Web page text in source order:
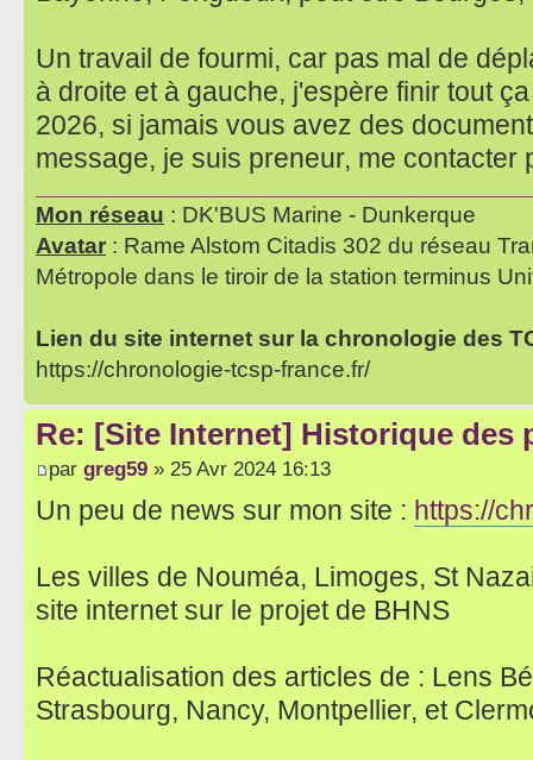
Un travail de fourmi, car pas mal de
à droite et à gauche, j'espère finir tout
2026, si jamais vous avez des
message, je suis preneur, me contacter
Mon réseau : DK'BUS Marine - Dunkerque
Avatar : Rame Alstom Citadis 302 du réseau
Métropole dans le tiroir de la station terminus
Lien du site internet sur la chronologie des
https://chronologie-tcsp-france.fr/
Re: [Site Internet] Historique des
par greg59 » 25 Avr 2024 16:13
Un peu de news sur mon site : https://
Les villes de Nouméa, Limoges, St
site internet sur le projet de BHNS
Réactualisation des articles de : Lens
Strasbourg, Nancy, Montpellier, et